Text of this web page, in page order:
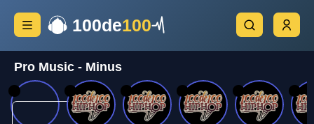
100de100
Pro Music - Minus